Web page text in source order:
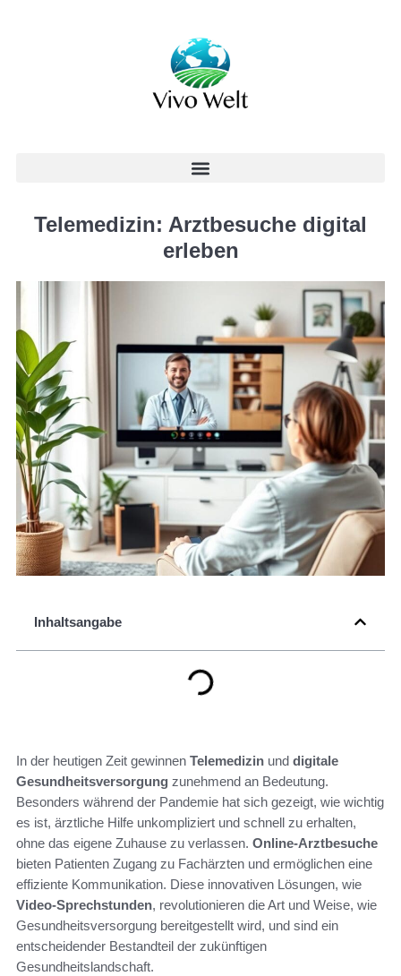
Telemedizin: Arztbesuche digital
erleben
Inhaltsangabe
In der heutigen Zeit gewinnen Telemedizin und digitale
Gesundheitsversorgung zunehmend an Bedeutung.
Besonders während der Pandemie hat sich gezeigt, wie wichtig
es ist, ärztliche Hilfe unkompliziert und schnell zu erhalten,
ohne das eigene Zuhause zu verlassen. Online-Arztbesuche
bieten Patienten Zugang zu Fachärzten und ermöglichen eine
effiziente Kommunikation. Diese innovativen Lösungen, wie
Video-Sprechstunden, revolutionieren die Art und Weise, wie
Gesundheitsversorgung bereitgestellt wird, und sind ein
entscheidender Bestandteil der zukünftigen
Gesundheitslandschaft.